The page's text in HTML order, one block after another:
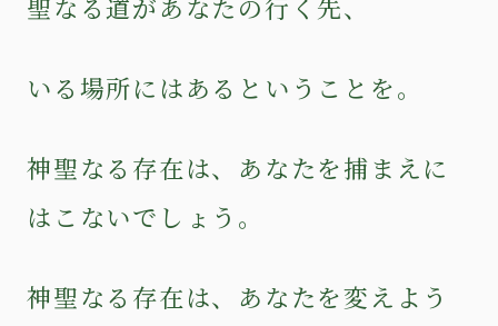
聖なる道があなたの行く先、
いる場所にはあるということを。
神聖なる存在は、あなたを捕まえに
はこないでしょう。
神聖なる存在は、あなたを変えよう